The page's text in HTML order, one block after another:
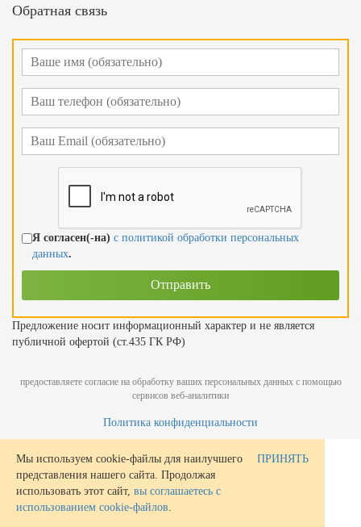
Обратная связь
Я согласен(-на) с политикой обработки персональных
данных.
Предложение носит информационный характер и не является
публичной офертой (ст.435 ГК РФ)
предоставляете согласие на обработку ваших персональных данных с помощью
сервисов веб-аналитики
Политика конфиденциальности
Мы используем cookie-файлы для наилучшего
представления нашего сайта. Продолжая
использовать этот сайт, вы соглашаетесь с
использованием cookie-файлов
ПРИНЯТЬ